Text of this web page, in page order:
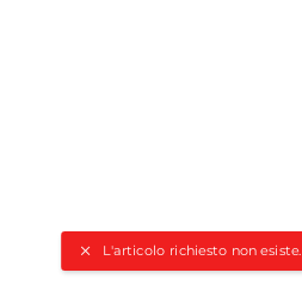
L'articolo richiesto non esiste.